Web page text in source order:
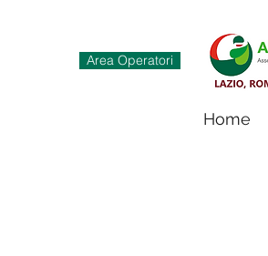
Area Operatori
Home